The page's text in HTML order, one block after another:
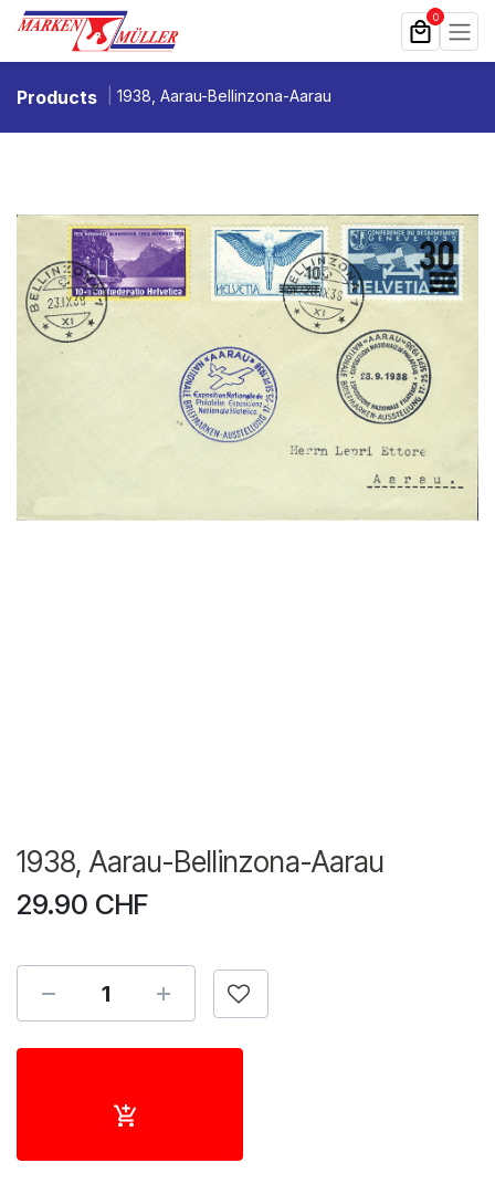
Zum Inhalt springen 0
Products 1938, Aarau-Bellinzona-Aarau
1938, Aarau-Bellinzona-Aarau
29.90 CHF